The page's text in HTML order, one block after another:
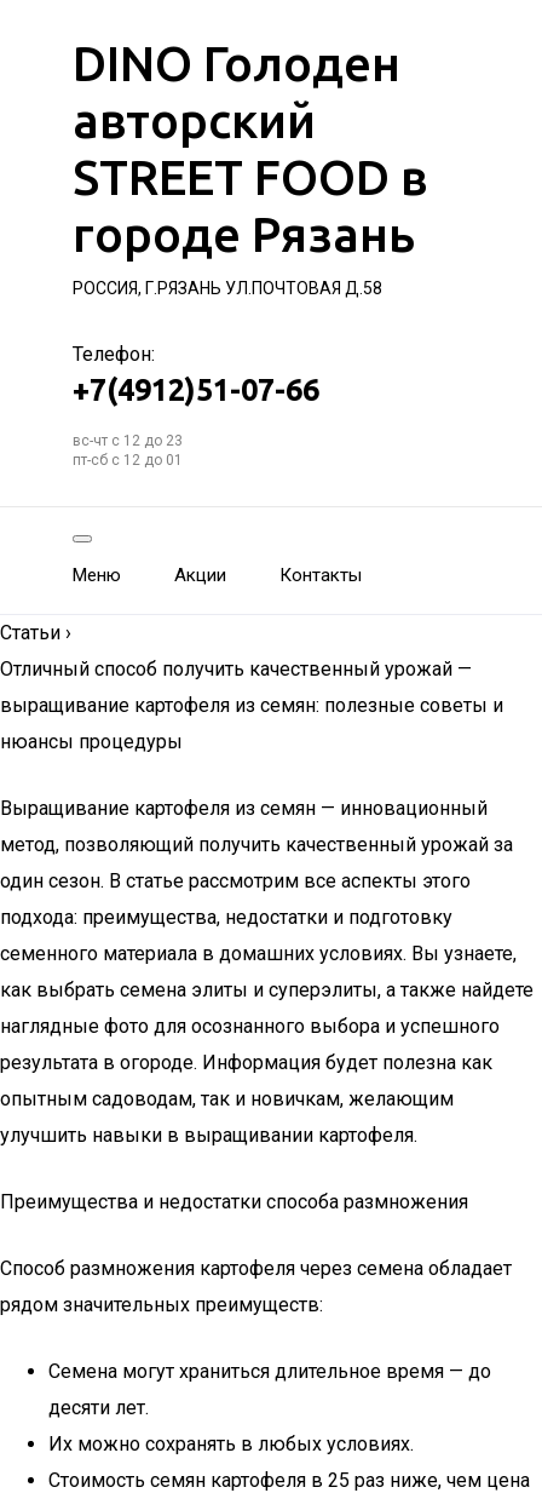
DINO Голоден
авторский
STREET FOOD в
городе Рязань
РОССИЯ, Г.РЯЗАНЬ УЛ.ПОЧТОВАЯ Д.58
Телефон:
+7(4912)51-07-66
вс-чт с 12 до 23
пт-сб с 12 до 01
Меню Акции Контакты
Статьи ›
Отличный способ получить качественный урожай —
выращивание картофеля из семян: полезные советы и
нюансы процедуры
Выращивание картофеля из семян — инновационный
метод, позволяющий получить качественный урожай за
один сезон. В статье рассмотрим все аспекты этого
подхода: преимущества, недостатки и подготовку
семенного материала в домашних условиях. Вы узнаете,
как выбрать семена элиты и суперэлиты, а также найдете
наглядные фото для осознанного выбора и успешного
результата в огороде. Информация будет полезна как
опытным садоводам, так и новичкам, желающим
улучшить навыки в выращивании картофеля.
Преимущества и недостатки способа размножения
Способ размножения картофеля через семена обладает
рядом значительных преимуществ:
Семена могут храниться длительное время — до
десяти лет.
Их можно сохранять в любых условиях.
Стоимость семян картофеля в 25 раз ниже, чем цена